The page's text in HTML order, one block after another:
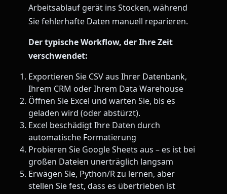
Arbeitsablauf gerät ins Stocken, während
Sie fehlerhafte Daten manuell reparieren.
Der typische Workflow, der Ihre Zeit
verschwendet:
Exportieren Sie CSV aus Ihrer Datenbank,
Ihrem CRM oder Ihrem Data Warehouse
Öffnen Sie Excel und warten Sie, bis es
geladen wird (oder abstürzt).
Excel beschädigt Ihre Daten durch
automatische Formatierung
Probieren Sie Google Sheets aus – es ist bei
großen Dateien unerträglich langsam
Erwägen Sie, Python/R zu lernen, aber
stellen Sie fest, dass es übertrieben ist